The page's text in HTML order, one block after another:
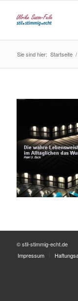
Sie sind hier: Startseite /
© stil-stimmig-echt.de
Impressum